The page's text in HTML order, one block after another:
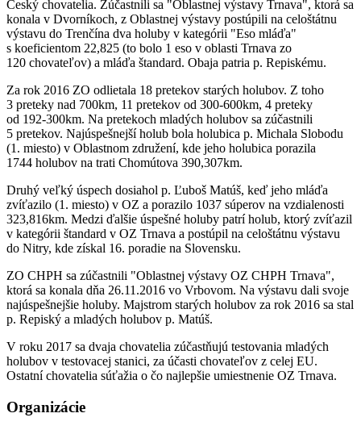
Český chovatelia. Zúčastnili sa "Oblastnej výstavy Trnava", ktorá sa
konala v Dvorníkoch, z Oblastnej výstavy postúpili na celoštátnu
výstavu do Trenčína dva holuby v kategórii "Eso mláďa"
s koeficientom 22,825 (to bolo 1 eso v oblasti Trnava zo
120 chovateľov) a mláďa štandard. Obaja patria p. Repiskému.
Za rok 2016 ZO odlietala 18 pretekov starých holubov. Z toho
3 preteky nad 700km, 11 pretekov od 300-600km, 4 preteky
od 192-300km. Na pretekoch mladých holubov sa zúčastnili
5 pretekov. Najúspešnejší holub bola holubica p. Michala Slobodu
(1. miesto) v Oblastnom združení, kde jeho holubica porazila
1744 holubov na trati Chomútova 390,307km.
Druhý veľký úspech dosiahol p. Ľuboš Matúš, keď jeho mláďa
zvíťazilo (1. miesto) v OZ a porazilo 1037 súperov na vzdialenosti
323,816km. Medzi ďalšie úspešné holuby patrí holub, ktorý zvíťazil
v kategórii štandard v OZ Trnava a postúpil na celoštátnu výstavu
do Nitry, kde získal 16. poradie na Slovensku.
ZO CHPH sa zúčastnili "Oblastnej výstavy OZ CHPH Trnava",
ktorá sa konala dňa 26.11.2016 vo Vrbovom. Na výstavu dali svoje
najúspešnejšie holuby. Majstrom starých holubov za rok 2016 sa stal
p. Repiský a mladých holubov p. Matúš.
V roku 2017 sa dvaja chovatelia zúčastňujú testovania mladých
holubov v testovacej stanici, za účasti chovateľov z celej EU.
Ostatní chovatelia súťažia o čo najlepšie umiestnenie OZ Trnava.
Organizácie